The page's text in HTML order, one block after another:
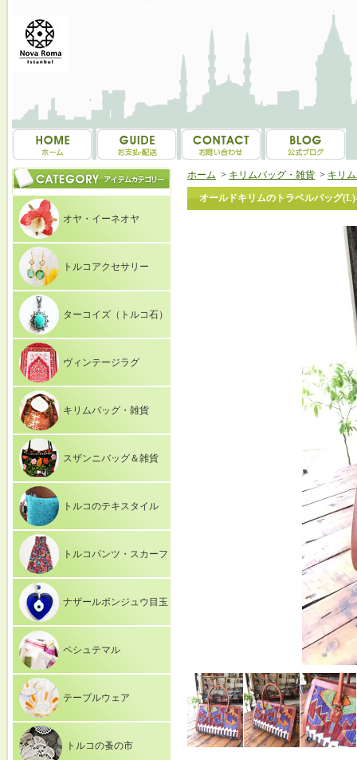
オヤ・イーネオヤ
トルコアクセサリー
ターコイズ（トルコ石）
ヴィンテージラグ
キリムバッグ・雑貨
スザンニバッグ＆雑貨
トルコのテキスタイル
トルコパンツ・スカーフ
ナザールボンジュウ目玉
ペシュテマル
テーブルウェア
トルコの蚤の市
ホーム > キリムバッグ・雑貨 > キリ
オールドキリムのトラベルバッグ